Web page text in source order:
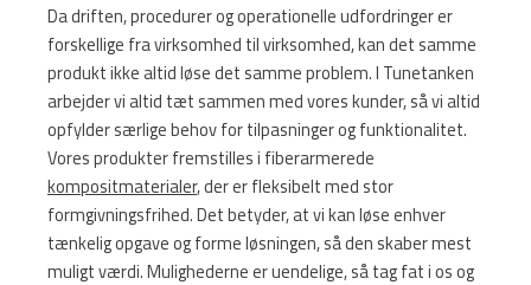
Da driften, procedurer og operationelle udfordringer er
forskellige fra virksomhed til virksomhed, kan det samme
produkt ikke altid løse det samme problem. I Tunetanken
arbejder vi altid tæt sammen med vores kunder, så vi altid
opfylder særlige behov for tilpasninger og funktionalitet.
Vores produkter fremstilles i fiberarmerede
kompositmaterialer, der er fleksibelt med stor
formgivningsfrihed. Det betyder, at vi kan løse enhver
tænkelig opgave og forme løsningen, så den skaber mest
muligt værdi. Mulighederne er uendelige, så tag fat i os og